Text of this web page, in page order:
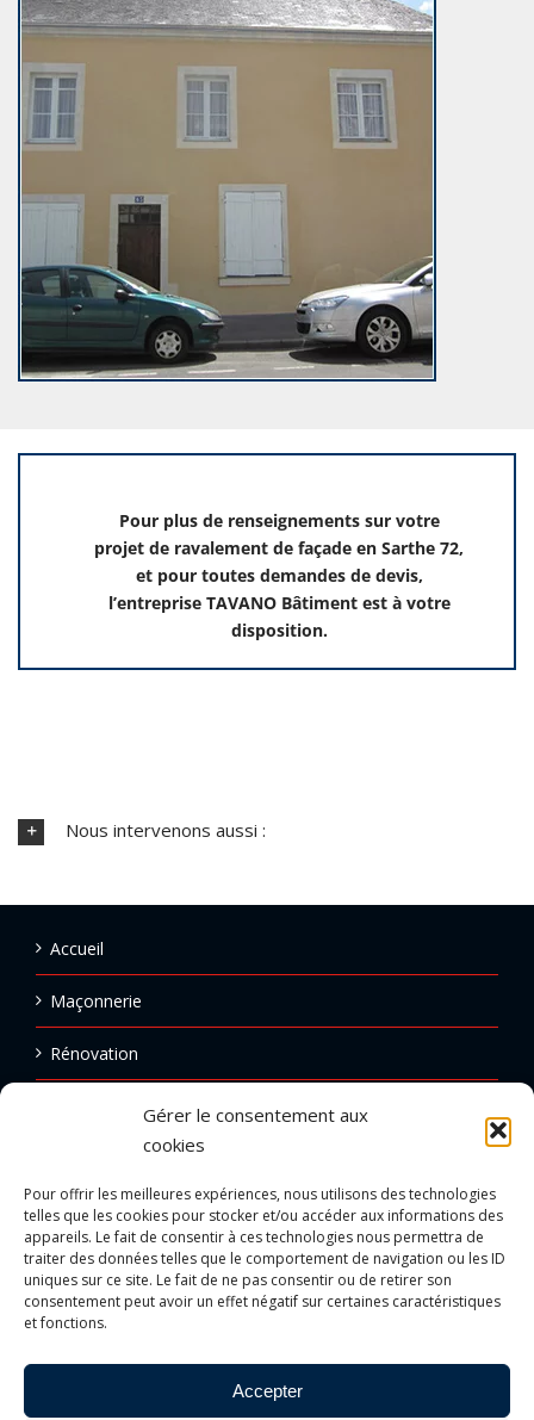
Gérer le consentement aux
cookies
Pour offrir les meilleures expériences, nous utilisons des technologies
telles que les cookies pour stocker et/ou accéder aux informations des
appareils. Le fait de consentir à ces technologies nous permettra de
traiter des données telles que le comportement de navigation ou les ID
uniques sur ce site. Le fait de ne pas consentir ou de retirer son
consentement peut avoir un effet négatif sur certaines caractéristiques
et fonctions.
Accepter
Pour plus de renseignements sur votre
projet de ravalement de façade en Sarthe 72,
et pour toutes demandes de devis,
l’entreprise TAVANO Bâtiment est à votre
disposition.
Nous intervenons aussi :
Accueil
Maçonnerie
Rénovation
Réalisations
Emploi
Contact